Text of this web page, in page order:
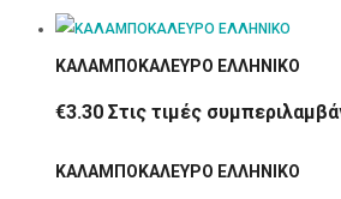
ΚΑΛΑΜΠΟΚΑΛΕΥΡΟ ΕΛΛΗΝΙΚΟ
€3.30 Στις τιμές
ΚΑΛΑΜΠΟΚΑΛΕΥΡΟ ΕΛΛΗΝΙΚΟ